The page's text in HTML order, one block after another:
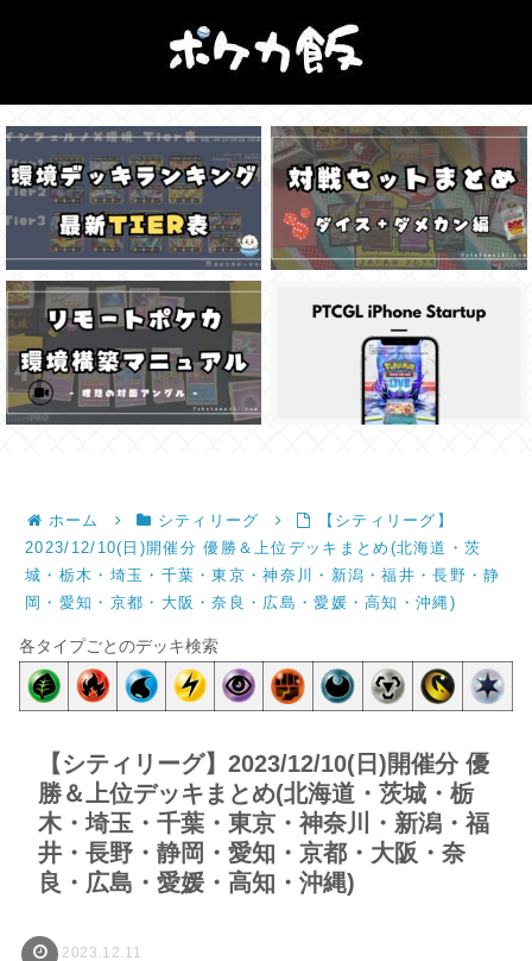
ホーム シティリーグ
【シティリーグ】
2023/12/10(日)開催分 優勝＆上位デッキまとめ(北海道・茨
城・栃木・埼玉・千葉・東京・神奈川・新潟・福井・長野・静
岡・愛知・京都・大阪・奈良・広島・愛媛・高知・沖縄)
各タイプごとのデッキ検索
【シティリーグ】2023/12/10(日)開催分 優
勝＆上位デッキまとめ(北海道・茨城・栃
木・埼玉・千葉・東京・神奈川・新潟・福
井・長野・静岡・愛知・京都・大阪・奈
良・広島・愛媛・高知・沖縄)
2023.12.11